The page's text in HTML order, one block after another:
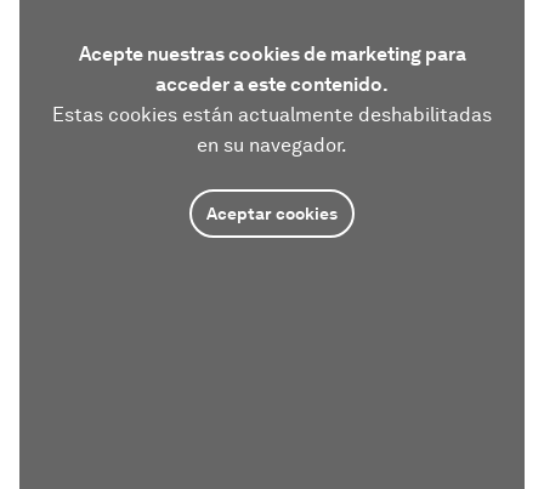
Acepte nuestras cookies de marketing para
acceder a este contenido.
Estas cookies están actualmente deshabilitadas
en su navegador.
Aceptar cookies